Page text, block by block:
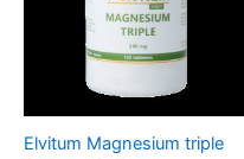
Elvitum Magnesium triple